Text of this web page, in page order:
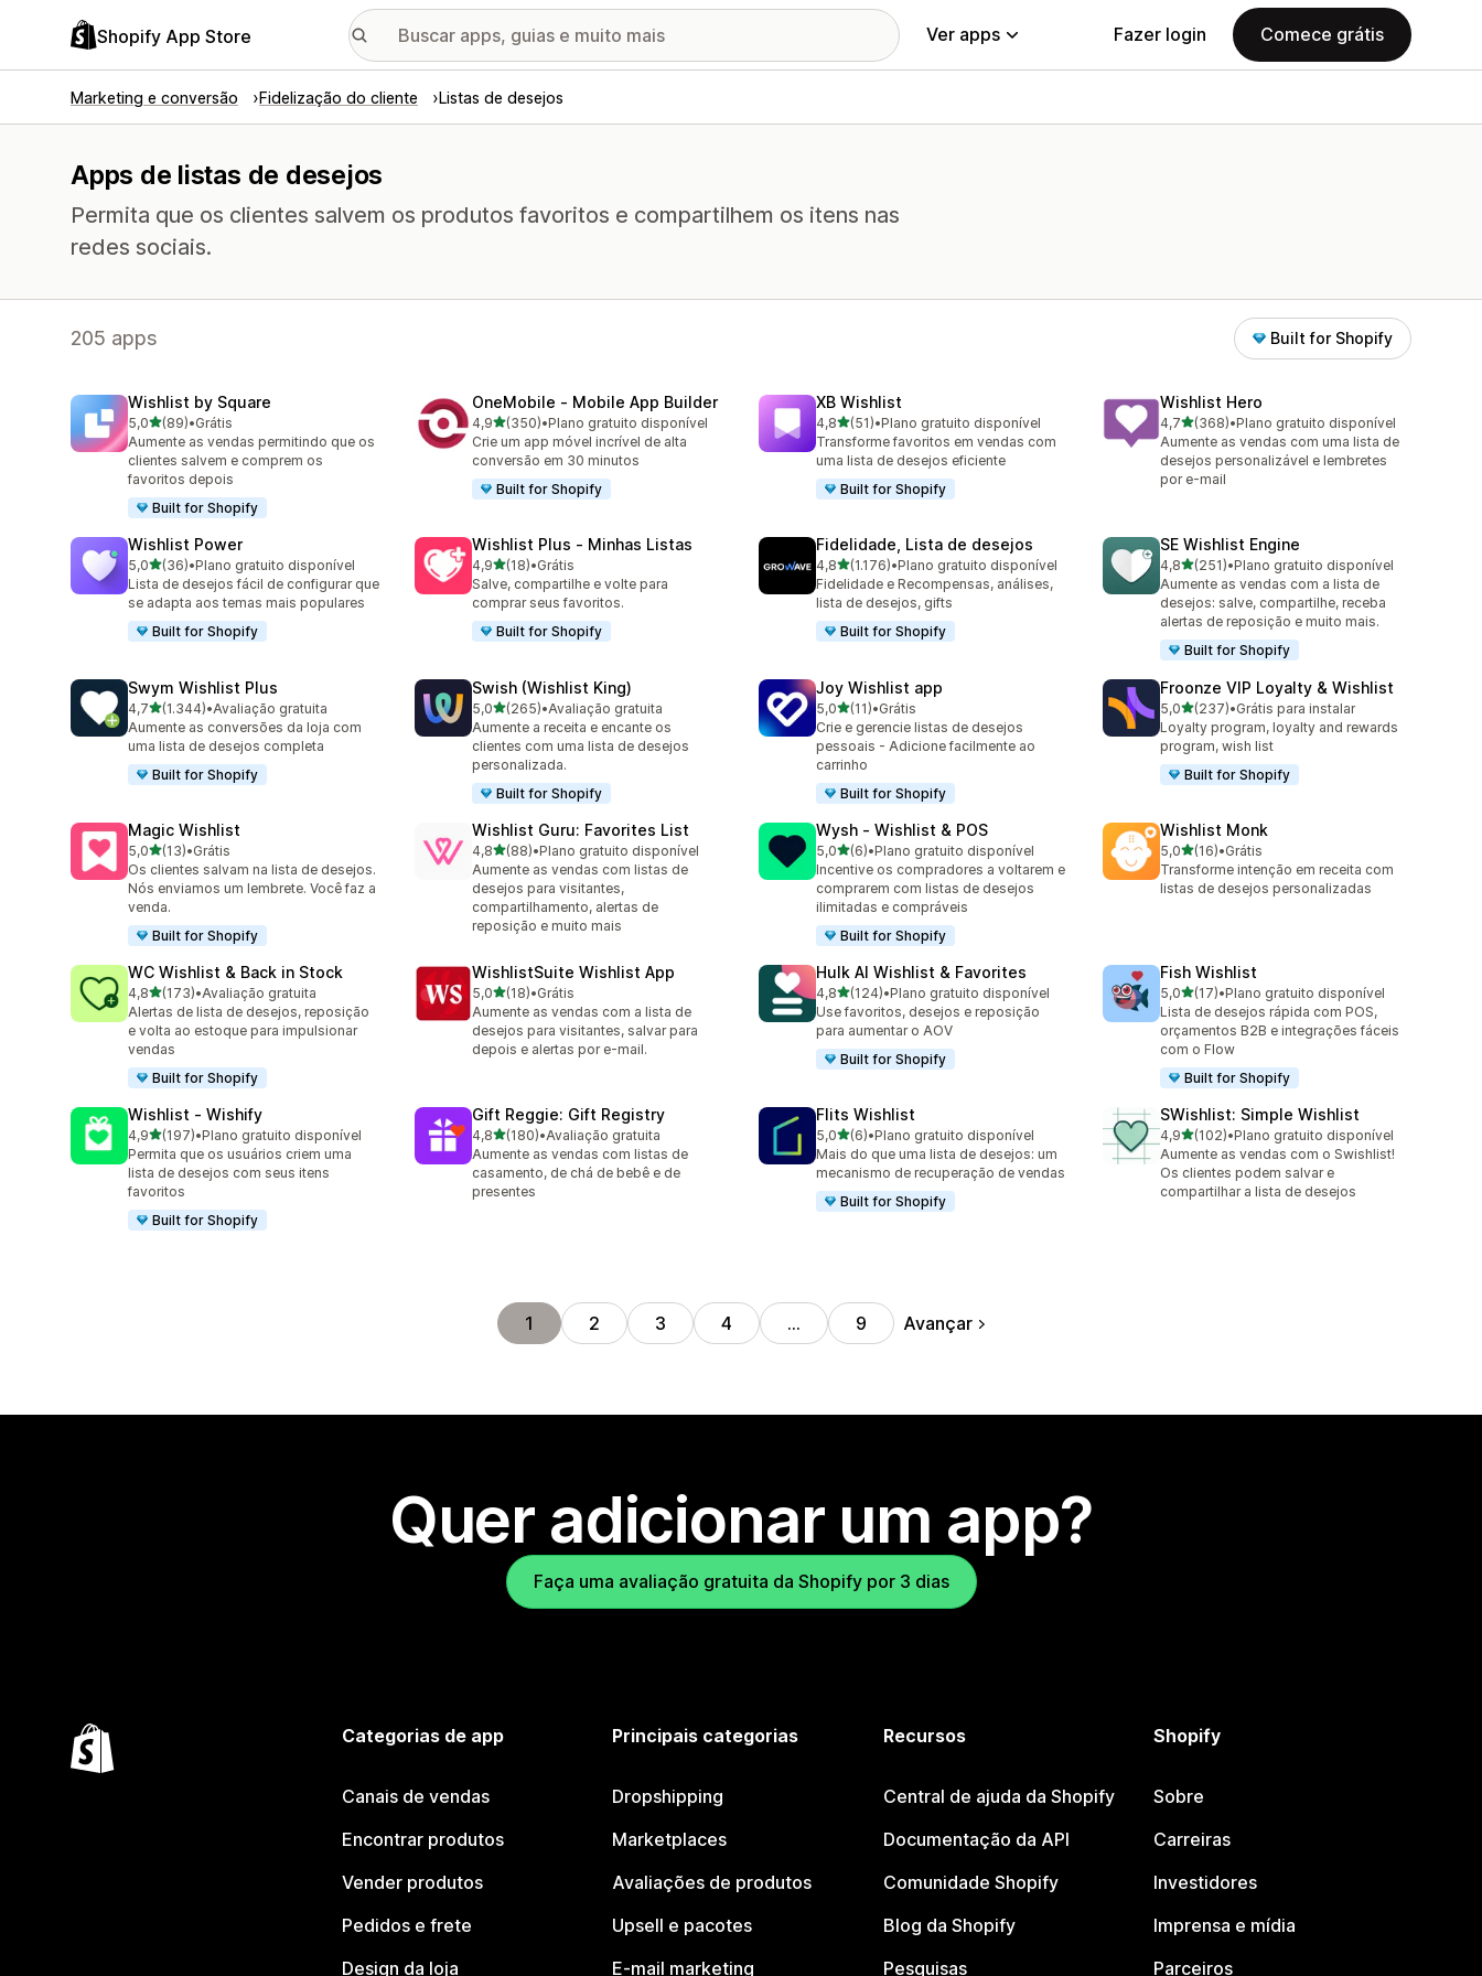
Shopify App Store Ver apps Fazer login Comece grátis
Marketing e conversão Fidelização do cliente Listas de desejos
Apps de listas de desejos
Permita que os clientes salvem os produtos favoritos e compartilhem os itens nas
redes sociais.
205 apps Built for Shopify
Wishlist by Square
5,0de 5 estrelas
(89)
89 avaliações ao todo
•Grátis
Aumente as vendas permitindo que os
clientes salvem e comprem os
favoritos depois
Built for Shopify
OneMobile ‑ Mobile App Builder
4,9de 5 estrelas
(350)
350 avaliações ao todo
•Plano gratuito disponível
Crie um app móvel incrível de alta
conversão em 30 minutos
Built for Shopify
XB Wishlist
4,8de 5 estrelas
(51)
51 avaliações ao todo
•Plano gratuito disponível
Transforme favoritos em vendas com
uma lista de desejos eficiente
Built for Shopify
Wishlist Hero
4,7de 5 estrelas
(368)
368 avaliações ao todo
•Plano gratuito disponível
Aumente as vendas com uma lista de
desejos personalizável e lembretes
por e-mail
Wishlist Power
5,0de 5 estrelas
(36)
36 avaliações ao todo
•Plano gratuito disponível
Lista de desejos fácil de configurar que
se adapta aos temas mais populares
Built for Shopify
Wishlist Plus ‑ Minhas Listas
4,9de 5 estrelas
(18)
18 avaliações ao todo
•Grátis
Salve, compartilhe e volte para
comprar seus favoritos.
Built for Shopify
Fidelidade, Lista de desejos
4,8de 5 estrelas
(1.176)
1176 avaliações ao todo
•Plano gratuito disponível
Fidelidade e Recompensas, análises,
lista de desejos, gifts
Built for Shopify
SE Wishlist Engine
4,8de 5 estrelas
(251)
251 avaliações ao todo
•Plano gratuito disponível
Aumente as vendas com a lista de
desejos: salve, compartilhe, receba
alertas de reposição e muito mais.
Built for Shopify
Swym Wishlist Plus
4,7de 5 estrelas
(1.344)
1344 avaliações ao todo
•Avaliação gratuita
Aumente as conversões da loja com
uma lista de desejos completa
Built for Shopify
Swish (Wishlist King)
5,0de 5 estrelas
(265)
265 avaliações ao todo
•Avaliação gratuita
Aumente a receita e encante os
clientes com uma lista de desejos
personalizada.
Built for Shopify
Joy Wishlist app
5,0de 5 estrelas
(11)
11 avaliações ao todo
•Grátis
Crie e gerencie listas de desejos
pessoais - Adicione facilmente ao
carrinho
Built for Shopify
Froonze VIP Loyalty & Wishlist
5,0de 5 estrelas
(237)
237 avaliações ao todo
•Grátis para instalar
Loyalty program, loyalty and rewards
program, wish list
Built for Shopify
Magic Wishlist
5,0de 5 estrelas
(13)
13 avaliações ao todo
•Grátis
Os clientes salvam na lista de desejos.
Nós enviamos um lembrete. Você faz a
venda.
Built for Shopify
Wishlist Guru: Favorites List
4,8de 5 estrelas
(88)
88 avaliações ao todo
•Plano gratuito disponível
Aumente as vendas com listas de
desejos para visitantes,
compartilhamento, alertas de
reposição e muito mais
Wysh ‑ Wishlist & POS
5,0de 5 estrelas
(6)
6 avaliações ao todo
•Plano gratuito disponível
Incentive os compradores a voltarem e
comprarem com listas de desejos
ilimitadas e compráveis
Built for Shopify
Wishlist Monk
5,0de 5 estrelas
(16)
16 avaliações ao todo
•Grátis
Transforme intenção em receita com
listas de desejos personalizadas
WC Wishlist & Back in Stock
4,8de 5 estrelas
(173)
173 avaliações ao todo
•Avaliação gratuita
Alertas de lista de desejos, reposição
e volta ao estoque para impulsionar
vendas
Built for Shopify
WishlistSuite Wishlist App
5,0de 5 estrelas
(18)
18 avaliações ao todo
•Grátis
Aumente as vendas com a lista de
desejos para visitantes, salvar para
depois e alertas por e-mail.
Hulk AI Wishlist & Favorites
4,8de 5 estrelas
(124)
124 avaliações ao todo
•Plano gratuito disponível
Use favoritos, desejos e reposição
para aumentar o AOV
Built for Shopify
Fish Wishlist
5,0de 5 estrelas
(17)
17 avaliações ao todo
•Plano gratuito disponível
Lista de desejos rápida com POS,
orçamentos B2B e integrações fáceis
com o Flow
Built for Shopify
Wishlist ‑ Wishify
4,9de 5 estrelas
(197)
197 avaliações ao todo
•Plano gratuito disponível
Permita que os usuários criem uma
lista de desejos com seus itens
favoritos
Built for Shopify
Gift Reggie: Gift Registry
4,8de 5 estrelas
(180)
180 avaliações ao todo
•Avaliação gratuita
Aumente as vendas com listas de
casamento, de chá de bebê e de
presentes
Flits Wishlist
5,0de 5 estrelas
(6)
6 avaliações ao todo
•Plano gratuito disponível
Mais do que uma lista de desejos: um
mecanismo de recuperação de vendas
Built for Shopify
SWishlist: Simple Wishlist
4,9de 5 estrelas
(102)
102 avaliações ao todo
•Plano gratuito disponível
Aumente as vendas com o Swishlist!
Os clientes podem salvar e
compartilhar a lista de desejos
1 2 3 4 … 9 Avançar
Quer adicionar um app?
Faça uma avaliação gratuita da Shopify por 3 dias
Categorias de app
Canais de vendas
Encontrar produtos
Vender produtos
Pedidos e frete
Design da loja
Principais categorias
Dropshipping
Marketplaces
Avaliações de produtos
Upsell e pacotes
E-mail marketing
Recursos
Central de ajuda da Shopify
Documentação da API
Comunidade Shopify
Blog da Shopify
Pesquisas
Shopify
Sobre
Carreiras
Investidores
Imprensa e mídia
Parceiros